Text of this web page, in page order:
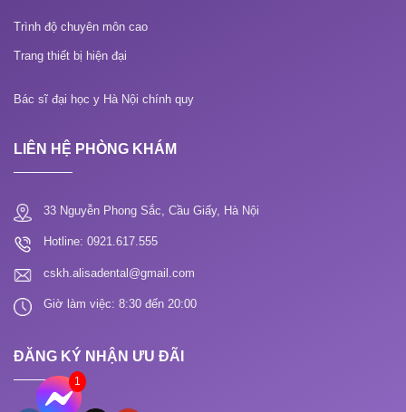
Trình độ chuyên môn cao
Trang thiết bị hiện đại
Bác sĩ đại học y Hà Nội chính quy
LIÊN HỆ PHÒNG KHÁM
33 Nguyễn Phong Sắc, Cầu Giấy, Hà Nội
Hotline: 0921.617.555
cskh.alisadental@gmail.com
Giờ làm việc: 8:30 đến 20:00
ĐĂNG KÝ NHẬN ƯU ĐÃI
1